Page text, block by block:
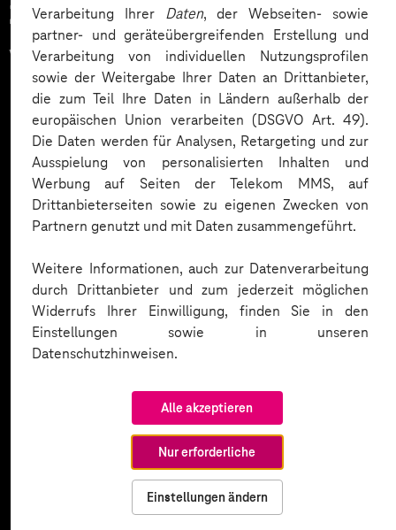
Verarbeitung Ihrer Daten, der Webseiten- sowie
partner- und geräteübergreifenden Erstellung und
Verarbeitung von individuellen Nutzungsprofilen
sowie der Weitergabe Ihrer Daten an Drittanbieter,
die zum Teil Ihre Daten in Ländern außerhalb der
europäischen Union verarbeiten (DSGVO Art. 49).
Die Daten werden für Analysen, Retargeting und zur
Ausspielung von personalisierten Inhalten und
Werbung auf Seiten der Telekom MMS, auf
Drittanbieterseiten sowie zu eigenen Zwecken von
Partnern genutzt und mit Daten zusammengeführt.
Weitere Informationen, auch zur Datenverarbeitung
durch Drittanbieter und zum jederzeit möglichen
Widerrufs Ihrer Einwilligung, finden Sie in den
Einstellungen sowie in unseren
Datenschutzhinweisen.
Alle akzeptieren
Nur erforderliche
Einstellungen ändern
Zahlreiche Unternehmen
vertrauen auf unsere
Expertise. Hier eine Auswahl: